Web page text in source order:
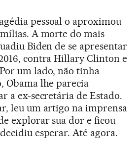
pessoal o aproximou
A morte do mais
Biden de se apresentar
contra Hillary Clinton e
um lado, não tinha
Obama lhe parecia
a ex-secretária de Estado.
leu um artigo na imprensa
explorar sua dor e ficou
esperar. Até agora.